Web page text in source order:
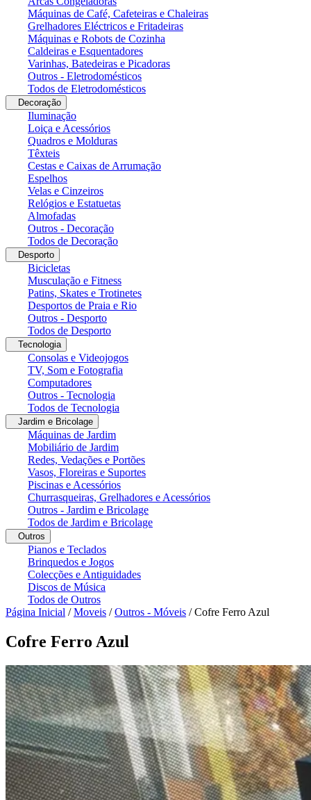
Máquinas de Café, Cafeteiras e Chaleiras
Grelhadores Eléctricos e Fritadeiras
Máquinas e Robots de Cozinha
Caldeiras e Esquentadores
Varinhas, Batedeiras e Picadoras
Outros - Eletrodomésticos
Todos de Eletrodomésticos
Decoração
Iluminação
Loiça e Acessórios
Quadros e Molduras
Têxteis
Cestas e Caixas de Arrumação
Espelhos
Velas e Cinzeiros
Relógios e Estatuetas
Almofadas
Outros - Decoração
Todos de Decoração
Desporto
Bicicletas
Musculação e Fitness
Patins, Skates e Trotinetes
Desportos de Praia e Rio
Outros - Desporto
Todos de Desporto
Tecnologia
Consolas e Videojogos
TV, Som e Fotografia
Computadores
Outros - Tecnologia
Todos de Tecnologia
Jardim e Bricolage
Máquinas de Jardim
Mobiliário de Jardim
Redes, Vedações e Portões
Vasos, Floreiras e Suportes
Piscinas e Acessórios
Churrasqueiras, Grelhadores e Acessórios
Outros - Jardim e Bricolage
Todos de Jardim e Bricolage
Outros
Pianos e Teclados
Brinquedos e Jogos
Colecções e Antiguidades
Discos de Música
Todos de Outros
Página Inicial /Moveis /Outros - Móveis /Cofre Ferro Azul
Cofre Ferro Azul